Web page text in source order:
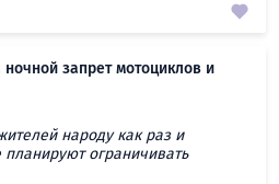
запрет мотоциклов и
народу как раз и
ограничивать